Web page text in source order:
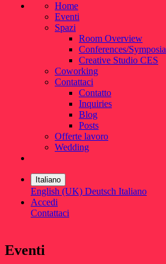
Home
Eventi
Spazi
Room Overview
Conferences/Symposia
Creative Studio CES
Coworking
Contattaci
Contatto
Inquiries
Blog
Posts
Offerte lavoro
Wedding
Italiano
English (UK) Deutsch Italiano
Accedi
Contattaci
Eventi